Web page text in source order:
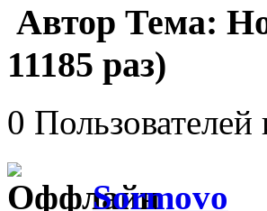
Автор Тема:
11185 раз)
0
Sormovo